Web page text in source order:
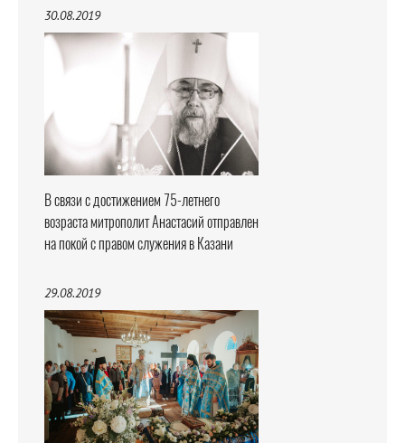
30.08.2019
В связи с достижением 75-летнего
возраста митрополит Анастасий отправлен
на покой с правом служения в Казани
29.08.2019